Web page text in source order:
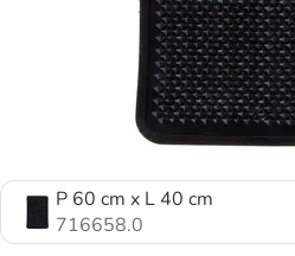
P 60 cm x L 40 cm
716658.0